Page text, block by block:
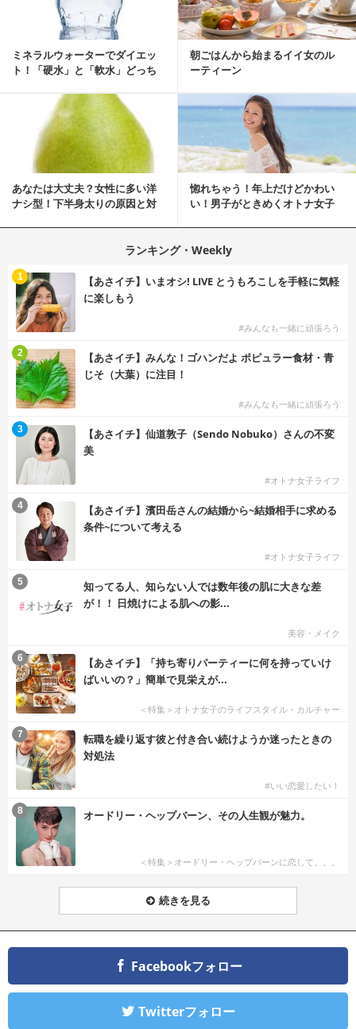
ミネラルウォーターでダイエッ
ト！「硬水」と「軟水」どっち
朝ごはんから始まるイイ女のル
ーティーン
あなたは大丈夫？女性に多い洋
ナシ型！下半身太りの原因と対
惚れちゃう！年上だけどかわい
い！男子がときめくオトナ女子
ランキング・Weekly
【あさイチ】いまオシ! LIVE とうもろこしを手軽に気軽
に楽しもう
#みんなも一緒に頑張ろう
1
【あさイチ】みんな！ゴハンだよ ポピュラー食材・青
じそ（大葉）に注目！
#みんなも一緒に頑張ろう
2
【あさイチ】仙道敦子（Sendo Nobuko）さんの不変
美
#オトナ女子ライフ
3
【あさイチ】濱田岳さんの結婚から~結婚相手に求める
条件~について考える
#オトナ女子ライフ
4
知ってる人、知らない人では数年後の肌に大きな差
が！！ 日焼けによる肌への影...
美容・メイク
5
【あさイチ】「持ち寄りパーティーに何を持っていけ
ばいいの？」簡単で見栄えが...
＜特集＞オトナ女子のライフスタイル・カルチャー
6
転職を繰り返す彼と付き合い続けようか迷ったときの
対処法
#いい恋愛したい！
7
オードリー・ヘップバーン、その人生観が魅力。
＜特集＞オードリー・ヘップバーンに恋して。。。
8
続きを見る
Facebookフォロー
Twitterフォロー